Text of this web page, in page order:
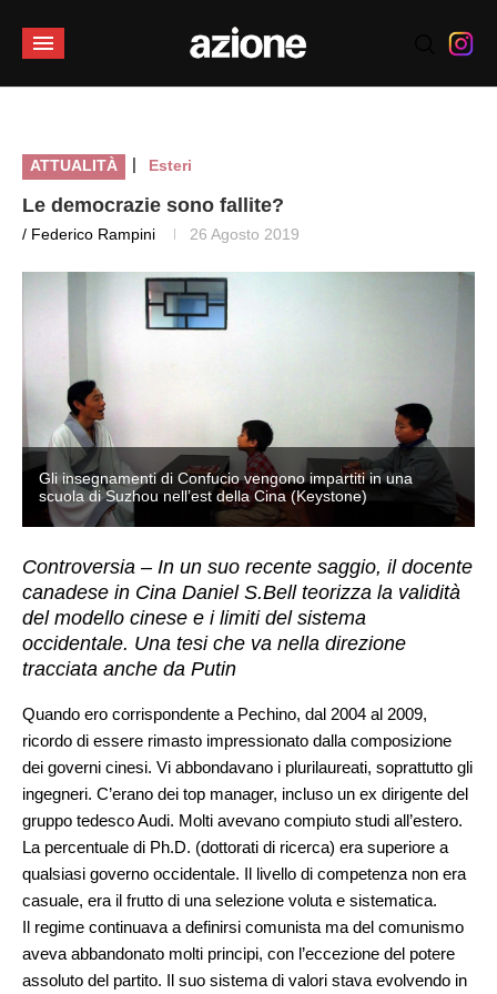
ATTUALITÀ | Esteri
Le democrazie sono fallite?
/ Federico Rampini 26 Agosto 2019
Gli insegnamenti di Confucio vengono impartiti in una
scuola di Suzhou nell’est della Cina (Keystone)
Controversia – In un suo recente saggio, il docente
canadese in Cina Daniel S.Bell teorizza la validità
del modello cinese e i limiti del sistema
occidentale. Una tesi che va nella direzione
tracciata anche da Putin
Quando ero corrispondente a Pechino, dal 2004 al 2009,
ricordo di essere rimasto impressionato dalla composizione
dei governi cinesi. Vi abbondavano i plurilaureati, soprattutto gli
ingegneri. C’erano dei top manager, incluso un ex dirigente del
gruppo tedesco Audi. Molti avevano compiuto studi all’estero.
La percentuale di Ph.D. (dottorati di ricerca) era superiore a
qualsiasi governo occidentale. Il livello di competenza non era
casuale, era il frutto di una selezione voluta e sistematica.
Il regime continuava a definirsi comunista ma del comunismo
aveva abbandonato molti principi, con l’eccezione del potere
assoluto del partito. Il suo sistema di valori stava evolvendo in